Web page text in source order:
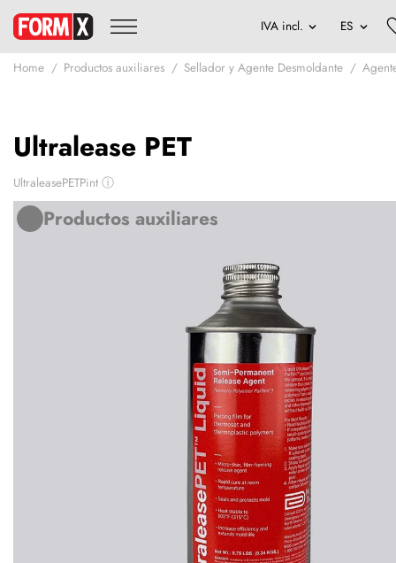
Home Productos auxiliares Sellador y Agente Desmoldante
Ultralease PET
UltraleasePETPint ⓘ
Productos auxiliares